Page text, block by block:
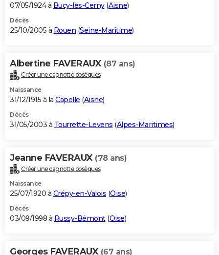
07/05/1924 à Bucy-lès-Cerny(Aisne)
Décès
25/10/2005 à Rouen (Seine-Maritime)
Albertine FAVERAUX (87 ans)
Créer une cagnotte obsèques
Naissance
31/12/1915 à la Capelle (Aisne)
Décès
31/05/2003 à Tourrette-Levens (Alpes-Maritimes)
Jeanne FAVERAUX (78 ans)
Créer une cagnotte obsèques
Naissance
25/07/1920 à Crépy-en-Valois (Oise)
Décès
03/09/1998 à Russy-Bémont(Oise)
Georges FAVERAUX (67 ans)